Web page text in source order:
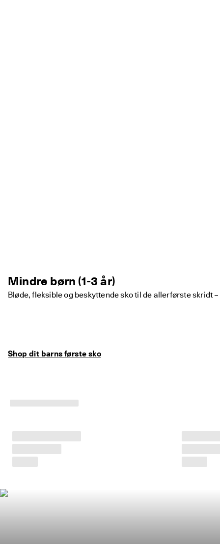
Mindre børn (1-3 år)
Bløde, fleksible og beskyttende sko til de allerførste skridt
Shop dit barns første sko